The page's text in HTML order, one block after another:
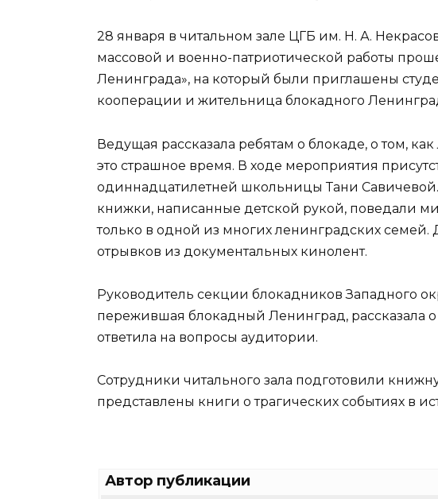
28 января в читальном зале ЦГБ им. Н. А.
массовой и военно-патриотической работы
Ленинграда», на который были приглашены
кооперации и жительница блокадного
Ведущая рассказала ребятам о блокаде, о том,
это страшное время. В ходе мероприятия
одиннадцатилетней школьницы Тани
книжки, написанные детской рукой, поведали
только в одной из многих ленинградских семей.
отрывков из документальных кинолент.
Руководитель секции блокадников Западного
пережившая блокадный Ленинград, рассказала
ответила на вопросы аудитории.
Сотрудники читального зала подготовили
представлены книги о трагических событиях в
Автор публикации